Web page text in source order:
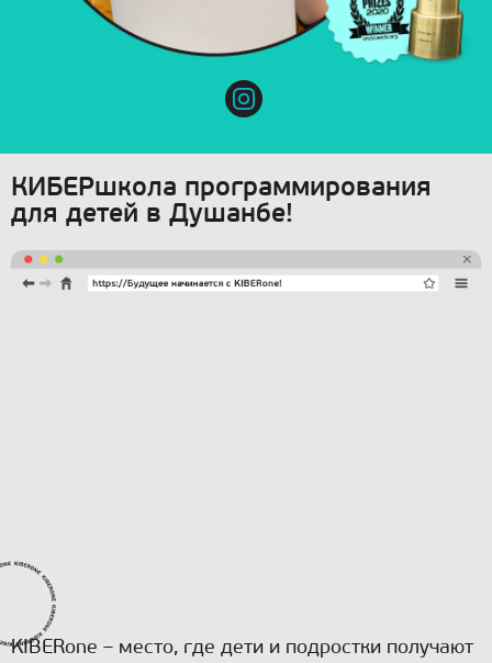
КИБЕРшкола программирования
для детей в Душанбе!
KIBERone – место, где дети и подростки получают